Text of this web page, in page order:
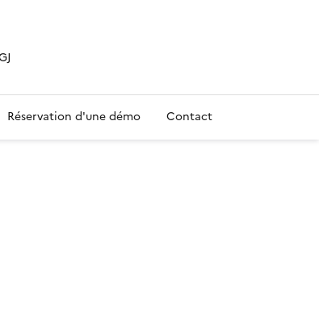
Réservation d'une démo Contact